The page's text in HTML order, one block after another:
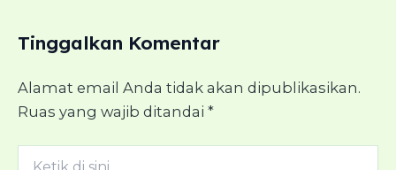
Tinggalkan Komentar
Alamat email Anda tidak akan dipublikasikan.
Ruas yang wajib ditandai *